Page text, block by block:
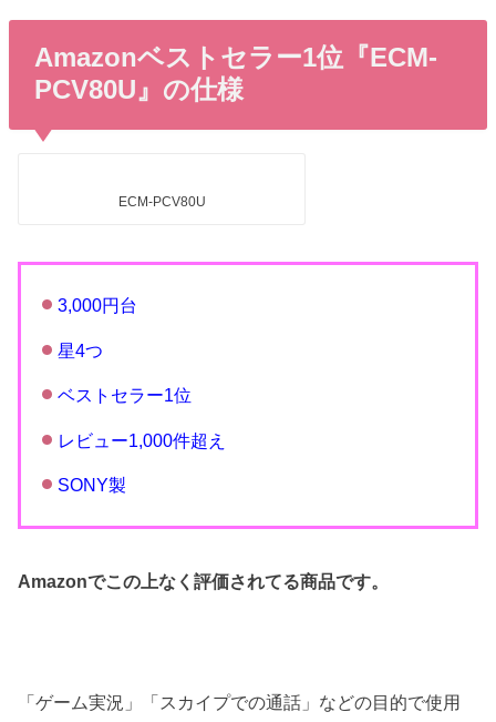
Amazonベストセラー1位『ECM-
PCV80U』の仕様
ECM-PCV80U
3,000円台
星4つ
ベストセラー1位
レビュー1,000件超え
SONY製
Amazonでこの上なく評価されてる商品です。
「ゲーム実況」「スカイプでの通話」などの目的で使用